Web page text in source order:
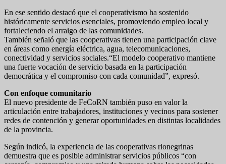
En ese sentido destacó que el cooperativismo ha sostenido
históricamente servicios esenciales, promoviendo empleo local y
fortaleciendo el arraigo de las comunidades.
También señaló que las cooperativas tienen una participación clave
en áreas como energía eléctrica, agua, telecomunicaciones,
conectividad y servicios sociales.“El modelo cooperativo mantiene
una fuerte vocación de servicio basada en la participación
democrática y el compromiso con cada comunidad”, expresó.
Con enfoque comunitario
El nuevo presidente de FeCoRN también puso en valor la
articulación entre trabajadores, instituciones y vecinos para sostener
redes de contención y generar oportunidades en distintas localidades
de la provincia.
Según indicó, la experiencia de las cooperativas rionegrinas
demuestra que es posible administrar servicios públicos “con